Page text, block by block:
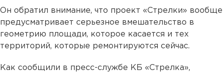
Он обратил внимание, что проект «Стрелки» вообще
предусматривает серьезное вмешательство в
геометрию площади, которое касается и тех
территорий, которые ремонтируются сейчас.
Как сообщили в пресс-службе КБ «Стрелка»,